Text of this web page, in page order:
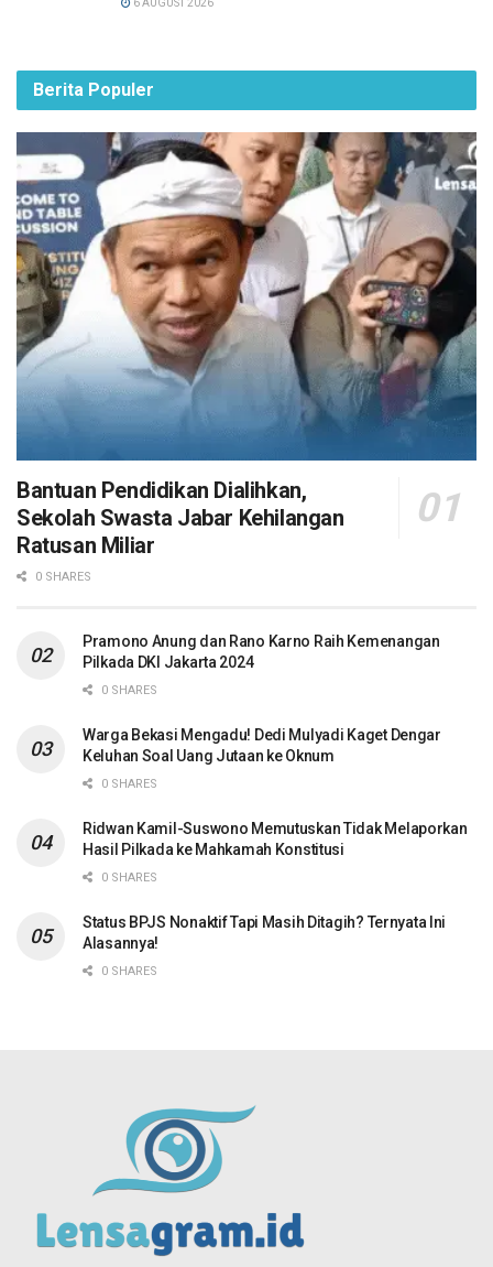
Berita Populer
Bantuan Pendidikan Dialihkan,
Sekolah Swasta Jabar Kehilangan
Ratusan Miliar
0 SHARES
Pramono Anung dan Rano Karno Raih Kemenangan
Pilkada DKI Jakarta 2024
0 SHARES
Warga Bekasi Mengadu! Dedi Mulyadi Kaget Dengar
Keluhan Soal Uang Jutaan ke Oknum
0 SHARES
Ridwan Kamil-Suswono Memutuskan Tidak Melaporkan
Hasil Pilkada ke Mahkamah Konstitusi
0 SHARES
Status BPJS Nonaktif Tapi Masih Ditagih? Ternyata Ini
Alasannya!
0 SHARES